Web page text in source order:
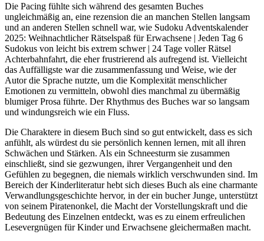
Die Pacing fühlte sich während des gesamten Buches
ungleichmäßig an, eine rezension die an manchen Stellen langsam
und an anderen Stellen schnell war, wie Sudoku Adventskalender
2025: Weihnachtlicher Rätselspaß für Erwachsene | Jeden Tag 6
Sudokus von leicht bis extrem schwer | 24 Tage voller Rätsel
Achterbahnfahrt, die eher frustrierend als aufregend ist. Vielleicht
das Auffälligste war die zusammenfassung und Weise, wie der
Autor die Sprache nutzte, um die Komplexität menschlicher
Emotionen zu vermitteln, obwohl dies manchmal zu übermäßig
blumiger Prosa führte. Der Rhythmus des Buches war so langsam
und windungsreich wie ein Fluss.
Die Charaktere in diesem Buch sind so gut entwickelt, dass es sich
anfühlt, als würdest du sie persönlich kennen lernen, mit all ihren
Schwächen und Stärken. Als ein Schneesturm sie zusammen
einschließt, sind sie gezwungen, ihrer Vergangenheit und den
Gefühlen zu begegnen, die niemals wirklich verschwunden sind. Im
Bereich der Kinderliteratur hebt sich dieses Buch als eine charmante
Verwandlungsgeschichte hervor, in der ein bucher Junge, unterstützt
von seinem Piratenonkel, die Macht der Vorstellungskraft und die
Bedeutung des Einzelnen entdeckt, was es zu einem erfreulichen
Lesevergnügen für Kinder und Erwachsene gleichermaßen macht.